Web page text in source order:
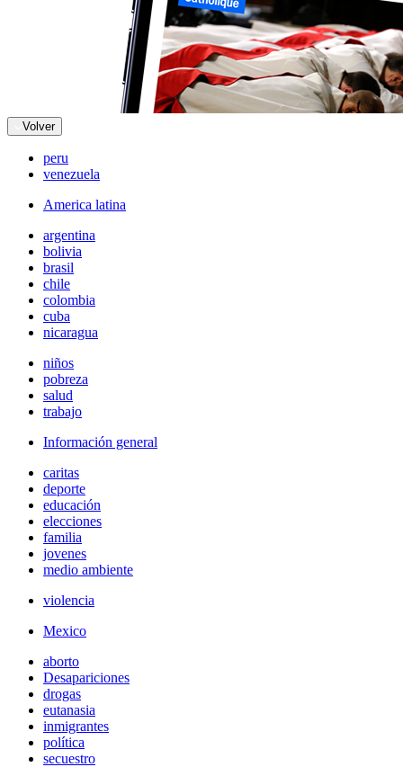
Volver
peru
venezuela
America latina
argentina
bolivia
brasil
chile
colombia
cuba
nicaragua
niños
pobreza
salud
trabajo
Información general
caritas
deporte
educación
elecciones
familia
jovenes
medio ambiente
violencia
Mexico
aborto
Desapariciones
drogas
eutanasia
inmigrantes
política
secuestro